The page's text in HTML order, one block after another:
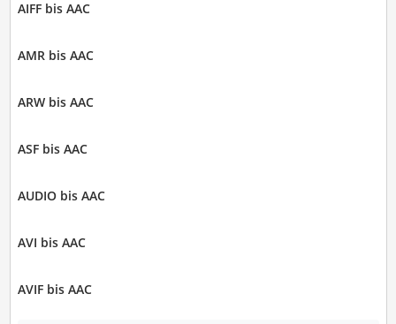
AIFF bis AAC
AMR bis AAC
ARW bis AAC
ASF bis AAC
AUDIO bis AAC
AVI bis AAC
AVIF bis AAC